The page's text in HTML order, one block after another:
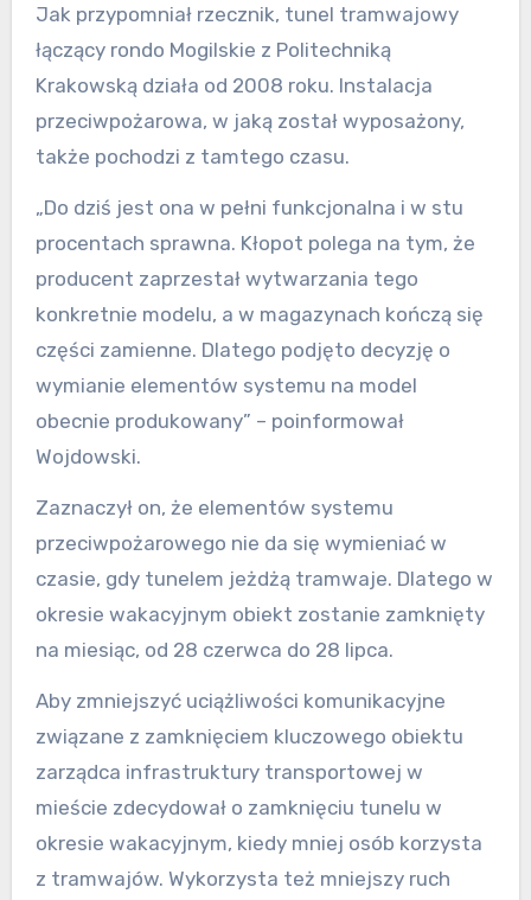
Jak przypomniał rzecznik, tunel tramwajowy
łączący rondo Mogilskie z Politechniką
Krakowską działa od 2008 roku. Instalacja
przeciwpożarowa, w jaką został wyposażony,
także pochodzi z tamtego czasu.
„Do dziś jest ona w pełni funkcjonalna i w stu
procentach sprawna. Kłopot polega na tym, że
producent zaprzestał wytwarzania tego
konkretnie modelu, a w magazynach kończą się
części zamienne. Dlatego podjęto decyzję o
wymianie elementów systemu na model
obecnie produkowany” – poinformował
Wojdowski.
Zaznaczył on, że elementów systemu
przeciwpożarowego nie da się wymieniać w
czasie, gdy tunelem jeżdżą tramwaje. Dlatego w
okresie wakacyjnym obiekt zostanie zamknięty
na miesiąc, od 28 czerwca do 28 lipca.
Aby zmniejszyć uciążliwości komunikacyjne
związane z zamknięciem kluczowego obiektu
zarządca infrastruktury transportowej w
mieście zdecydował o zamknięciu tunelu w
okresie wakacyjnym, kiedy mniej osób korzysta
z tramwajów. Wykorzysta też mniejszy ruch